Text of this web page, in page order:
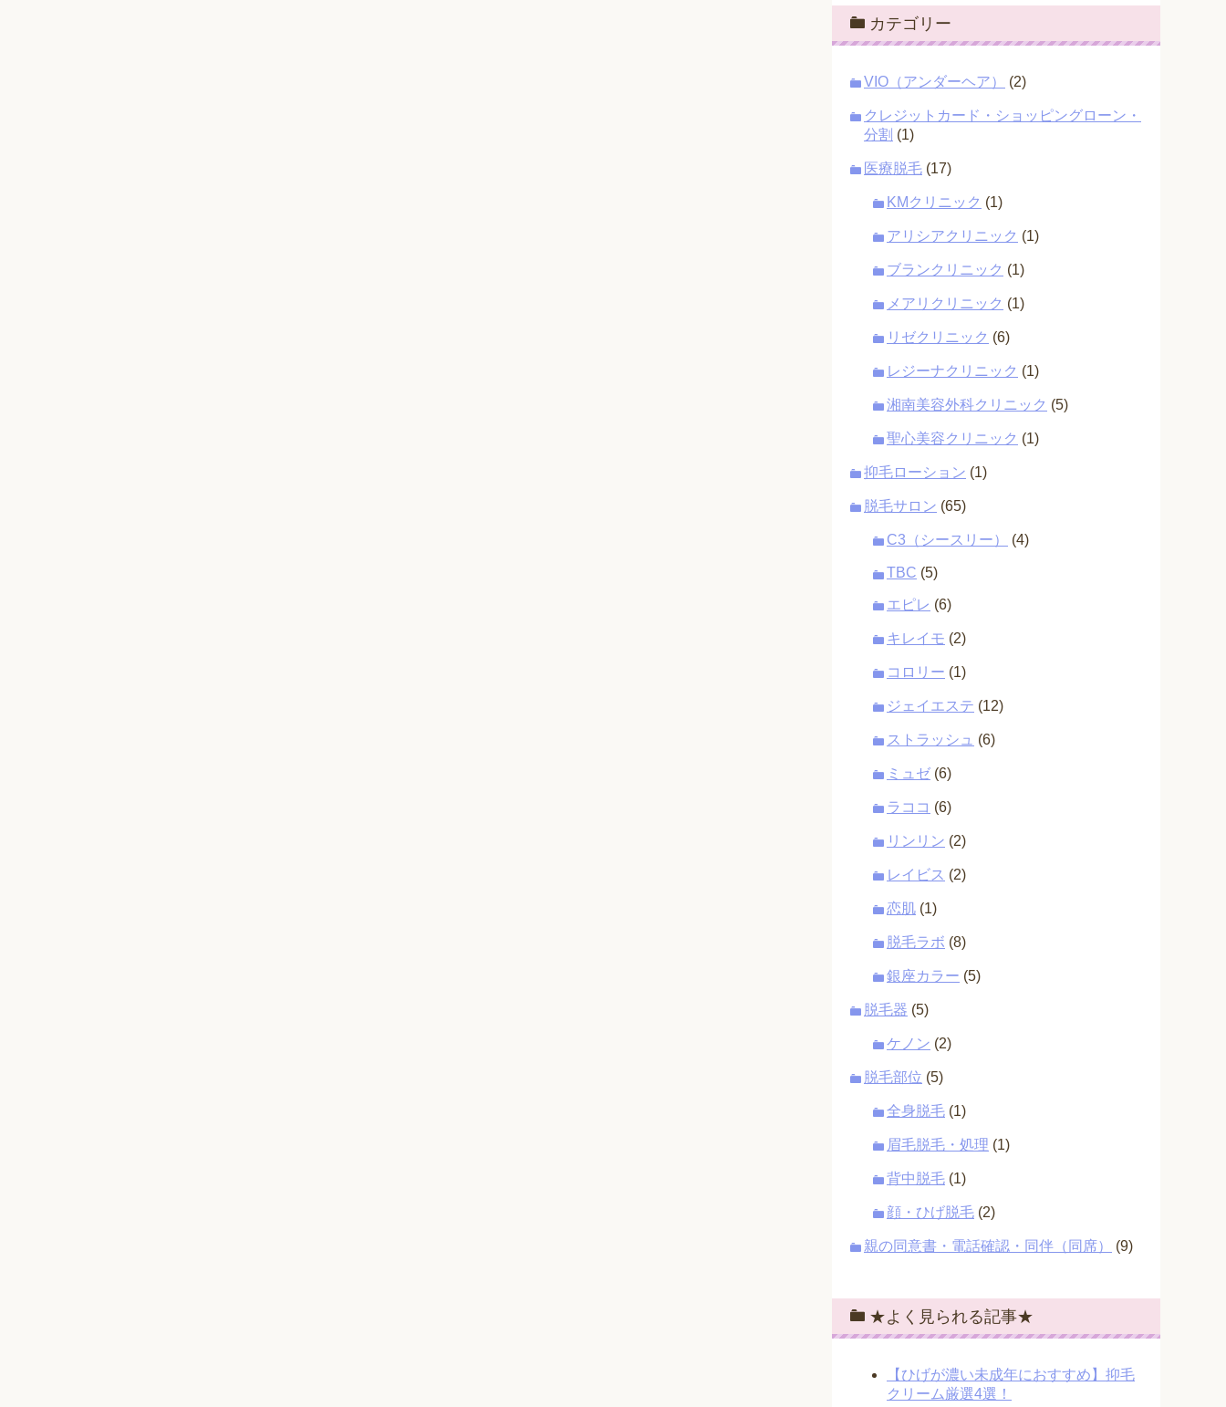
カテゴリー
VIO（アンダーヘア） (2)
クレジットカード・ショッピングローン・
分割 (1)
医療脱毛 (17)
KMクリニック (1)
アリシアクリニック (1)
ブランクリニック (1)
メアリクリニック (1)
リゼクリニック (6)
レジーナクリニック (1)
湘南美容外科クリニック (5)
聖心美容クリニック (1)
抑毛ローション (1)
脱毛サロン (65)
C3（シースリー） (4)
TBC (5)
エピレ (6)
キレイモ (2)
コロリー (1)
ジェイエステ (12)
ストラッシュ (6)
ミュゼ (6)
ラココ (6)
リンリン (2)
レイビス (2)
恋肌 (1)
脱毛ラボ (8)
銀座カラー (5)
脱毛器 (5)
ケノン (2)
脱毛部位 (5)
全身脱毛 (1)
眉毛脱毛・処理 (1)
背中脱毛 (1)
顔・ひげ脱毛 (2)
親の同意書・電話確認・同伴（同席） (9)
★よく見られる記事★
【ひげが濃い未成年におすすめ】抑毛
クリーム厳選4選！